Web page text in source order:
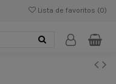
Lista de favoritos (0)